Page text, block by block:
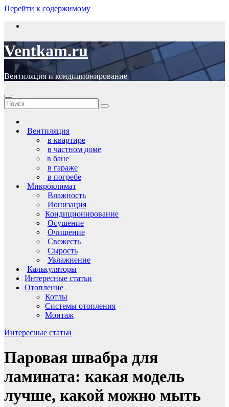
Перейти к содержимому
Ventkam.ru
Вентиляция и кондиционирование
Вентиляция
в квартире
в частном доме
в бане
в гараже
в погребе
Микроклимат
Влажность
Ионизация
Кондиционирование
Осушение
Очищение
Свежесть
Сырость
Увлажнение
Калькуляторы
Интересные статьи
Отопление
Котлы
Системы отопления
Монтаж
Интересные статьи
Паровая швабра для
ламината: какая модель
лучше, какой можно мыть